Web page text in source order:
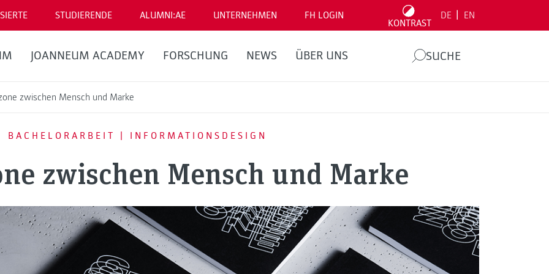
STUDIERENDE ALUMNI:AE UNTERNEHMEN FH LOGIN
KONTRAST
DE EN
JOANNEUM ACADEMY FORSCHUNG NEWS ÜBER UNS SUCHE
zwischen Mensch und Marke
BACHELORARBEIT | INFORMATIONSDESIGN
zwischen Mensch und Marke